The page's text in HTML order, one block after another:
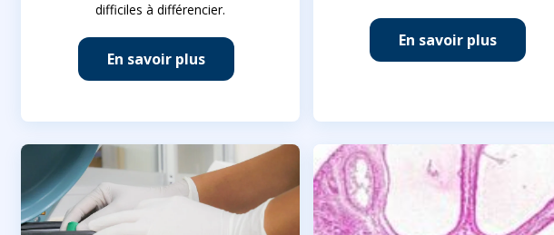
difficiles à différencier.
En savoir plus
En savoir plus